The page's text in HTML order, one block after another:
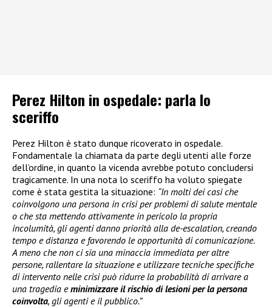
Perez Hilton in ospedale: parla lo
sceriffo
Perez Hilton è stato dunque ricoverato in ospedale.
Fondamentale la chiamata da parte degli utenti alle forze
dell’ordine, in quanto la vicenda avrebbe potuto concludersi
tragicamente. In una nota lo sceriffo ha voluto spiegate
come è stata gestita la situazione: “In molti dei casi che
coinvolgono una persona in crisi per problemi di salute mentale
o che sta mettendo attivamente in pericolo la propria
incolumità, gli agenti danno priorità alla de-escalation, creando
tempo e distanza e favorendo le opportunità di comunicazione.
A meno che non ci sia una minaccia immediata per altre
persone, rallentare la situazione e utilizzare tecniche specifiche
di intervento nelle crisi può ridurre la probabilità di arrivare a
una tragedia eminimizzare il rischio di lesioni per la persona
coinvolta, gli agenti e il pubblico.”